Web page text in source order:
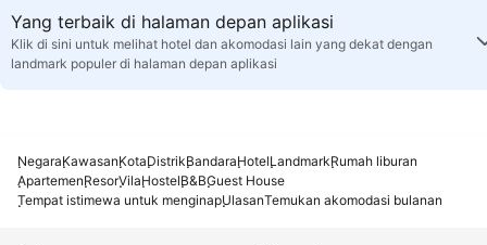
Yang terbaik di halaman depan aplikasi
Klik di sini untuk melihat hotel dan akomodasi lain yang dekat dengan
landmark populer di halaman depan aplikasi
NegaraKawasanKotaDistrikBandaraHotelLandmarkRumah liburan
ApartemenResorVilaHostelB&BGuest House
Tempat istimewa untuk menginapUlasanTemukan akomodasi bulanan